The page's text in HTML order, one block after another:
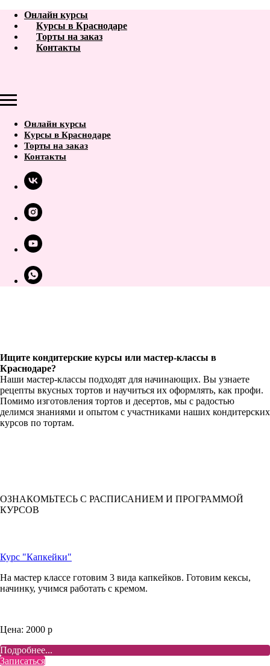
Онлайн курсы
Курсы в Краснодаре
Торты на заказ
Контакты
Онлайн курсы
Курсы в Краснодаре
Торты на заказ
Контакты
Ищите кондитерские курсы или мастер-классы в
Краснодаре?
Наши мастер-классы подходят для начинающих. Вы узнаете
рецепты вкусных тортов и научиться их оформлять, как профи.
Помимо изготовления тортов и десертов, мы с радостью
делимся знаниями и опытом с участниками наших кондитерских
курсов по тортам.
ОЗНАКОМЬТЕСЬ С РАСПИСАНИЕМ И ПРОГРАММОЙ
КУРСОВ
Курс "Капкейки"
На мастер классе готовим 3 вида капкейков. Готовим кексы,
начинку, учимся работать с кремом.
Цена: 2000 р
Подробнее...
Записаться